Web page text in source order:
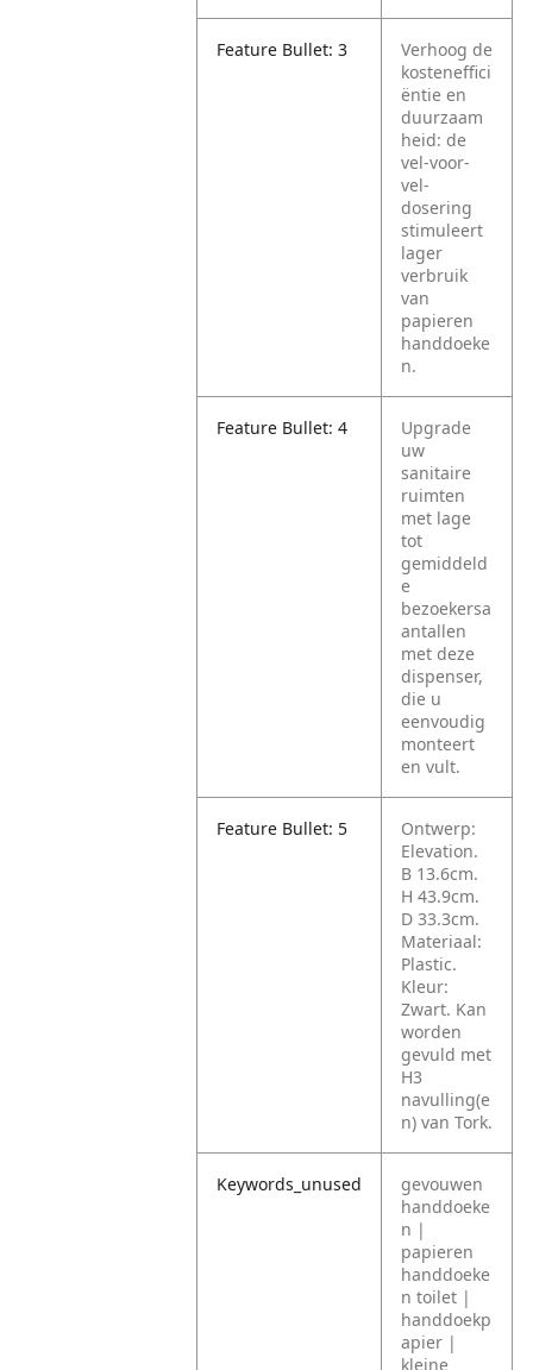
Feature Bullet: 3
Verhoog de
kosteneffici
ëntie en
duurzaam
heid: de
vel-voor-
vel-
dosering
stimuleert
lager
verbruik
van
papieren
handdoeke
n.
Feature Bullet: 4
Upgrade
uw
sanitaire
ruimten
met lage
tot
gemiddeld
e
bezoekersa
antallen
met deze
dispenser,
die u
eenvoudig
monteert
en vult.
Feature Bullet: 5
Ontwerp:
Elevation.
B 13.6cm.
H 43.9cm.
D 33.3cm.
Materiaal:
Plastic.
Kleur:
Zwart. Kan
worden
gevuld met
H3
navulling(e
n) van Tork.
Keywords_unused
gevouwen
handdoeke
n |
papieren
handdoeke
n toilet |
handdoekp
apier |
kleine